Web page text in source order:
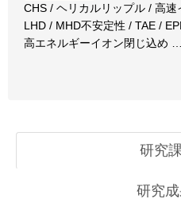
CHS / ヘリカルリップル / 高
LHD / MHD不安定性 / TAE /
高エネルギーイオン閉じ込め
研究
研究